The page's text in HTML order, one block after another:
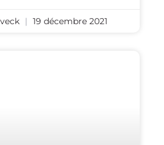
19 décembre 2021